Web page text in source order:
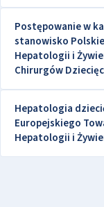
Postępowanie w
stanowisko
Hepatologii i
Chirurgów
Hepatologia
Europejskiego
Hepatologii i